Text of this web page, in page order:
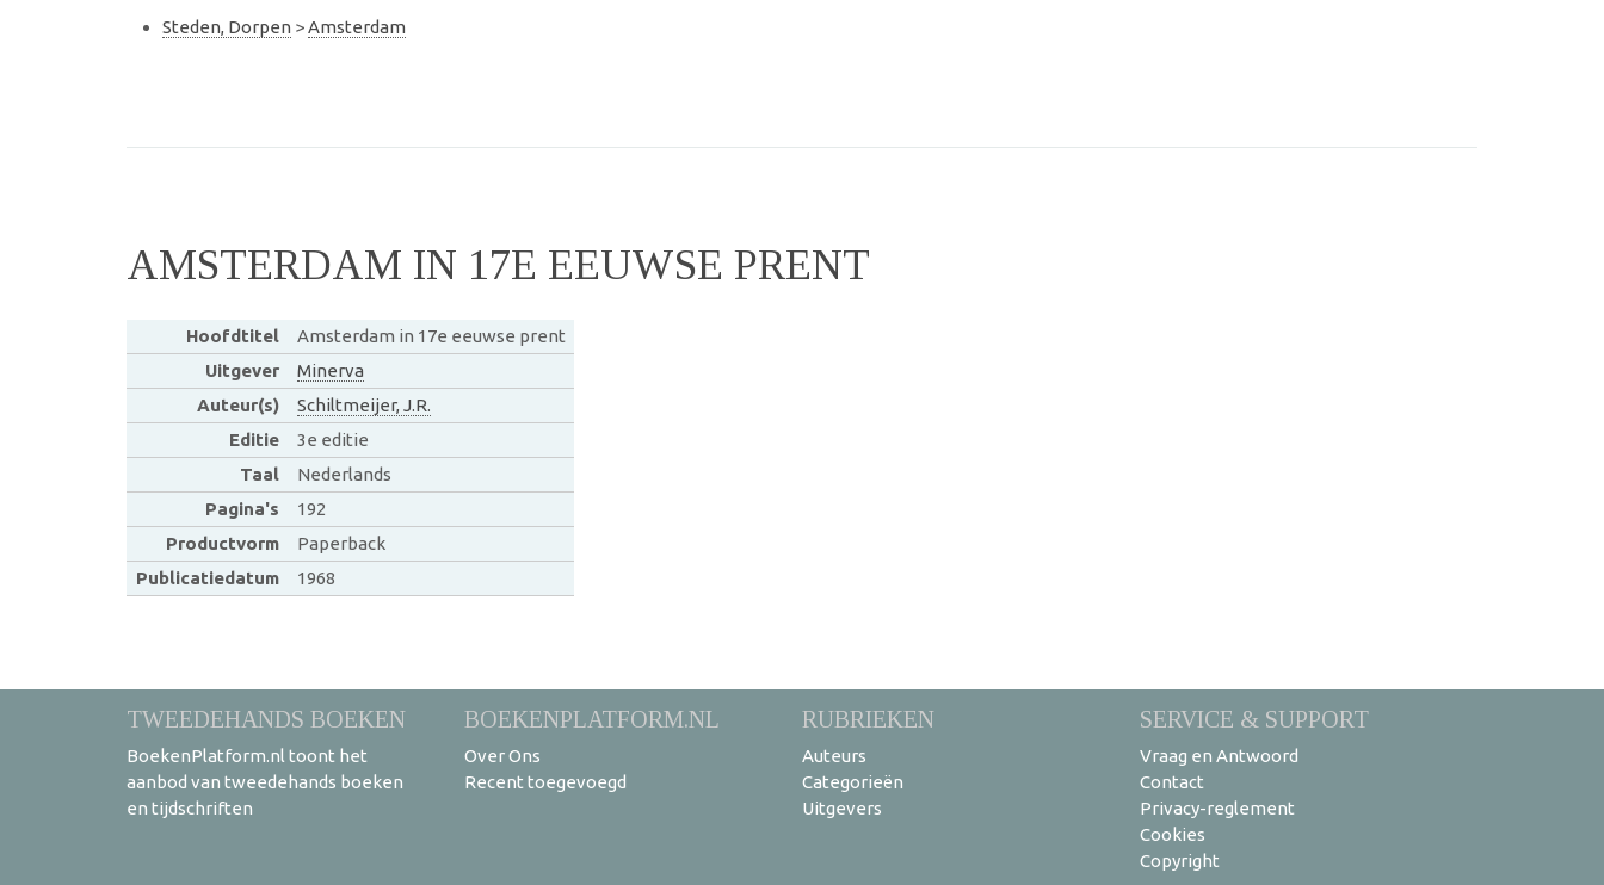
Steden, Dorpen >Amsterdam
AMSTERDAM IN 17E EEUWSE PRENT
Hoofdtitel
Amsterdam in 17e eeuwse prent
Uitgever
Minerva
Auteur(s)
Schiltmeijer, J.R.
Editie
3e editie
Taal
Nederlands
Pagina's
192
Productvorm
Paperback
Publicatiedatum
1968
TWEEDEHANDS BOEKEN
BoekenPlatform.nl toont het
aanbod van tweedehands boeken
en tijdschriften
BOEKENPLATFORM.NL
Over Ons
Recent toegevoegd
RUBRIEKEN
Auteurs
Categorieën
Uitgevers
SERVICE & SUPPORT
Vraag en Antwoord
Contact
Privacy-reglement
Cookies
Copyright